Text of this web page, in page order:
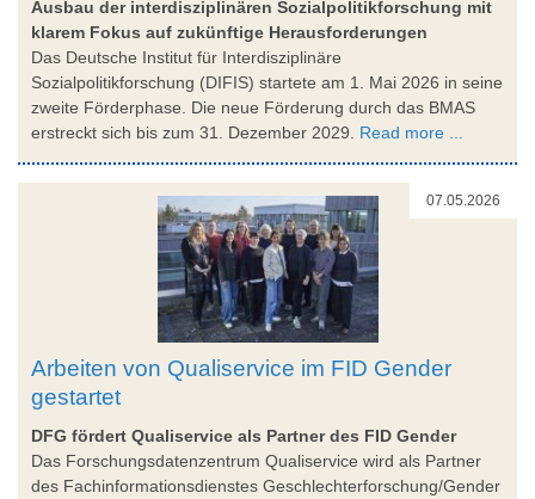
Ausbau der interdisziplinären Sozialpolitikforschung mit
klarem Fokus auf zukünftige Herausforderungen
Das Deutsche Institut für Interdisziplinäre
Sozialpolitikforschung (DIFIS) startete am 1. Mai 2026 in seine
zweite Förderphase. Die neue Förderung durch das BMAS
erstreckt sich bis zum 31. Dezember 2029. Read more ...
07.05.2026
Arbeiten von Qualiservice im FID Gender
gestartet
DFG fördert Qualiservice als Partner des FID Gender
Das Forschungsdatenzentrum Qualiservice wird als Partner
des Fachinformationsdienstes Geschlechterforschung/Gender